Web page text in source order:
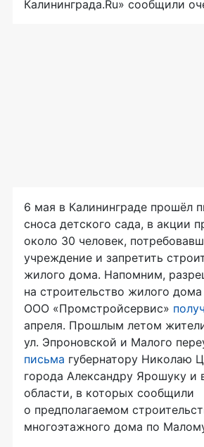
Калининграда.Ru» сообщили
6 мая в Калининграде прошёл
сноса детского сада, в акции
около 30 человек,
учреждение и запретить
жилого дома. Напомним,
на строительство жилого дома
ООО «Промстройсервис»
апреля. Прошлым летом
ул. Эпроновской и Малого
письма губернатору Николаю
города Александру Ярошуку и
области, в которых сообщили
о предполагаемом
многоэтажного дома по